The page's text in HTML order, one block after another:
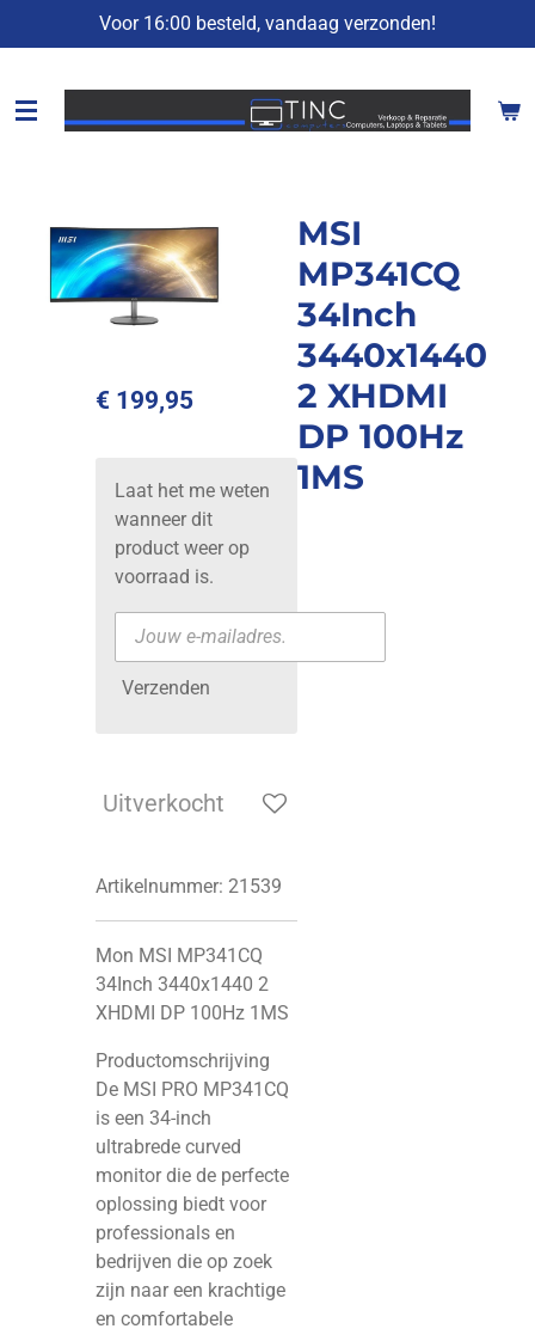
direct
de
Voor 16:00 besteld, vandaag verzonden!
MSI
MP341CQ
34Inch
3440x1440
2 XHDMI
DP 100Hz
1MS
€ 199,95
Laat het me weten
wanneer dit
product weer op
voorraad is.
Verzenden
Uitverkocht
Artikelnummer: 21539
Mon MSI MP341CQ
34Inch 3440x1440 2
XHDMI DP 100Hz 1MS
Productomschrijving
De MSI PRO MP341CQ
is een 34-inch
ultrabrede curved
monitor die de perfecte
oplossing biedt voor
professionals en
bedrijven die op zoek
zijn naar een krachtige
en comfortabele